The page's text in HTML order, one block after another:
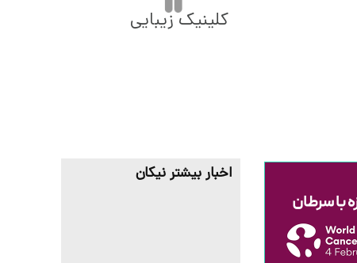
کلینیک زیبایی
اخبار بیشتر نیکان